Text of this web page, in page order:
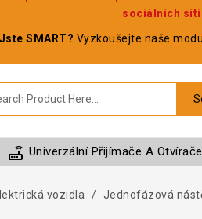
sociálních
Jste SMART? Vyzkoušejte naše
router Univerzální Přijímače A
vozidla Jednofázová